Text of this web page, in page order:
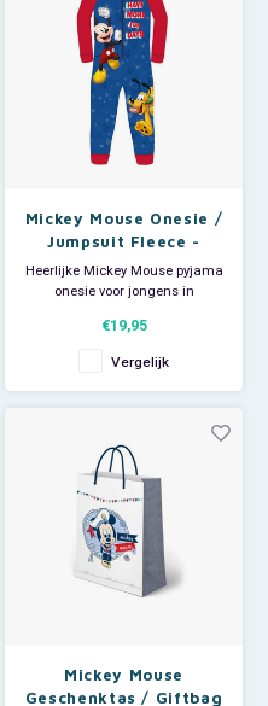
Mickey Mouse Onesie /
Jumpsuit Fleece -
Pluto - Maat 92/98
Heerlijke Mickey Mouse pyjama
onesie voor jongens in
van Mickey en Pluto. Deze
Disney fleece jumpsuit is ook
superleuk om als huispak te
gebruiken op een luie zondag.
€19,95
Vergelijk
Mickey Mouse
Geschenktas / Giftbag